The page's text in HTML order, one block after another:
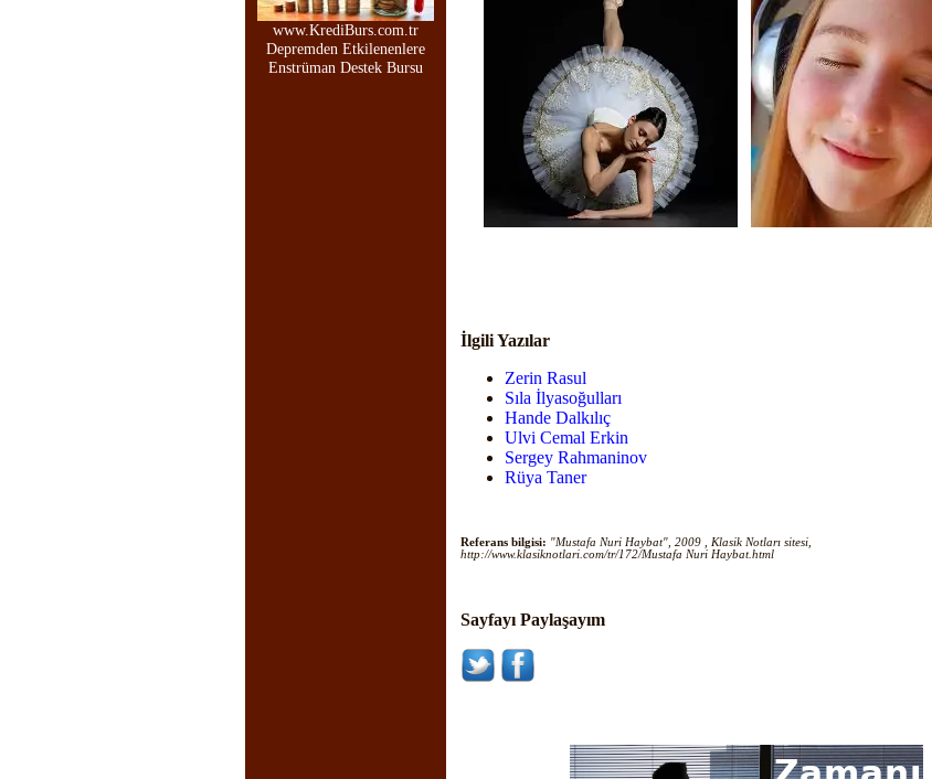
www.KrediBurs.com.tr
Depremden Etkilenenlere
Enstrüman Destek Bursu
İlgili Yazılar
Zerin Rasul
Sıla İlyasoğulları
Hande Dalkılıç
Ulvi Cemal Erkin
Sergey Rahmaninov
Rüya Taner
Referans bilgisi: "Mustafa Nuri Haybat", 2009 , Klasik Notları sitesi,
http://www.klasiknotlari.com/tr/172/Mustafa Nuri Haybat.html
Sayfayı Paylaşayım